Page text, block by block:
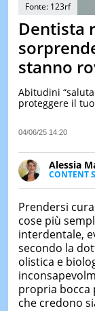
Fonte: 123rf
Dentista
stanno
Abitudini
proteggere il
04/06/25 14:20
Alessia
CONTENT
Ha
occupa
dello
canali
Prendersi
cose più
interdentale,
secondo la
olistica e
propria
che credono